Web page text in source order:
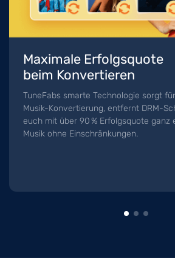
Maximale Erfolgsquote
beim Konvertieren
TuneFabs smarte Technologie sorgt
Musik-Konvertierung, entfernt DRM-
euch mit über 90 % Erfolgsquote ganz
Musik ohne Einschränkungen.